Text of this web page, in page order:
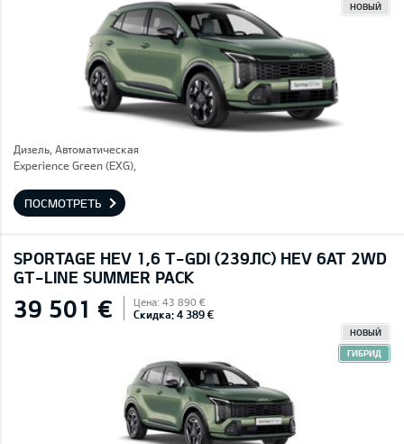
НОВЫЙ
Дизель, Автоматическая
Experience Green (EXG),
ПОСМОТРЕТЬ
SPORTAGE HEV 1,6 T-GDI (239ЛС) HEV 6AT 2WD
GT-LINE SUMMER PACK
39 501 € Цена: 43 890 €
Скидка: 4 389 €
НОВЫЙ
ГИБРИД